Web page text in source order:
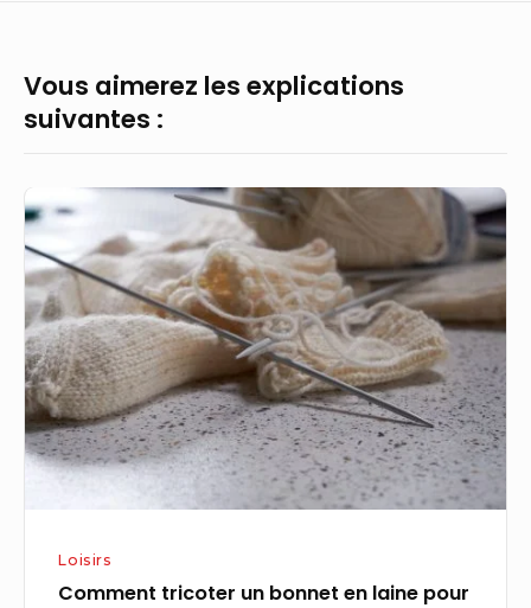
Vous aimerez les explications
suivantes :
Comment
tricoter
un
bonnet
en
laine
pour
l’hiver
?
Loisirs
Comment tricoter un bonnet en laine pour